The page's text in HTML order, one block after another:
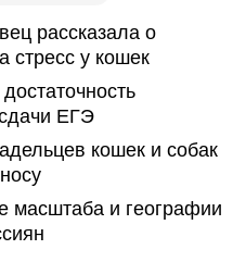
рассказала о
стресс у кошек
ЕГЭ
кошек и собак
масштаба и географии